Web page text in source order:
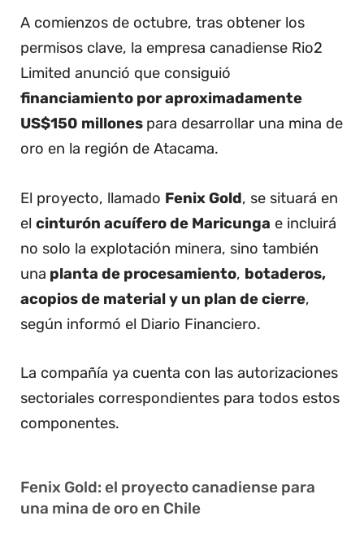
A comienzos de octubre, tras obtener los
permisos clave, la empresa canadiense Rio2
Limited anunció que consiguió
financiamiento por aproximadamente
US$150 millones para desarrollar una mina de
oro en la región de Atacama.
El proyecto, llamado Fenix Gold, se situará en
el cinturón acuífero de Maricunga e incluirá
no solo la explotación minera, sino también
una planta de procesamiento, botaderos,
acopios de material y un plan de cierre,
según informó el Diario Financiero.
La compañía ya cuenta con las autorizaciones
sectoriales correspondientes para todos estos
componentes.
Fenix Gold: el proyecto canadiense para
una mina de oro en Chile